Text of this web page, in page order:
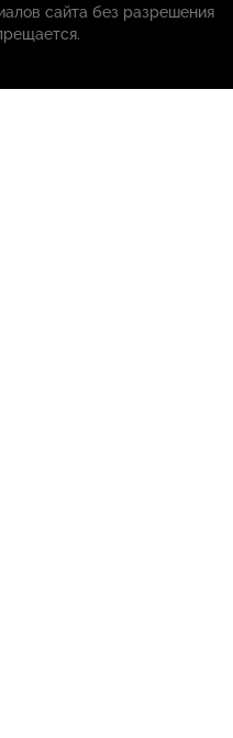
сайта без разрешения